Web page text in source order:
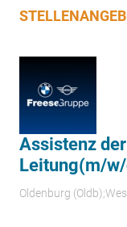
Assistenz
Leitung(m/w/
Oldenburg